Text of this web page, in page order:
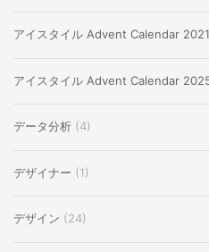
アイスタイル Advent Calendar 2021
アイスタイル Advent Calendar
データ分析 (4)
デザイナー (1)
デザイン (24)